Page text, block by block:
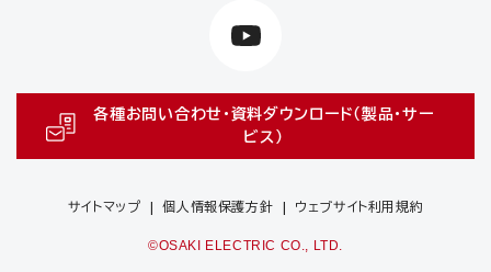
各種お問い合わせ・資料ダウンロード（製品・サー
ビス）
サイトマップ 個人情報保護方針 ウェブサイト利用規約
©OSAKI ELECTRIC CO., LTD.